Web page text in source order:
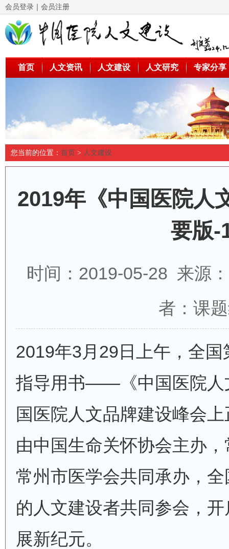
会员登录 ｜ 会员注册
首页 人文资讯 人文建设 人文研究 专家分享
您当前的位置： 首页 > 人文建设
2019年《中国医院人
要版-
时间：2019-05-28 来源
者：课
2019年3月29日上午，全
指导用书——《中国医院人
国医院人文品牌建设峰会
由中国生命关怀协会主办
常州市医学会共同承办，
的人文建设者共同参会，
展新纪元。